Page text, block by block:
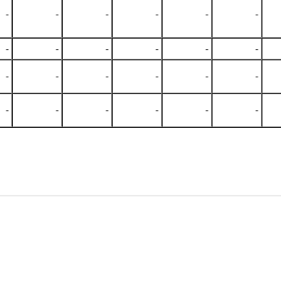
- - - - - -
- - - - -
-
- - - - -
-
- - - - - -